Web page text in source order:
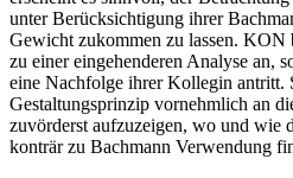
unter Berücksichtigung ihrer
Gewicht zukommen zu lassen.
zu einer eingehenderen Analyse an,
eine Nachfolge ihrer Kollegin antritt.
Gestaltungsprinzip vornehmlich an
zuvörderst aufzuzeigen, wo und wie
konträr zu Bachmann Verwendung